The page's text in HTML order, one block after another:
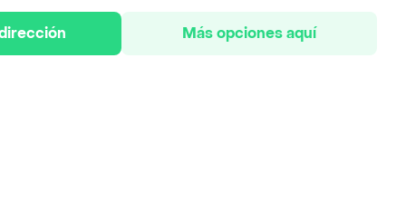
Más opciones aquí